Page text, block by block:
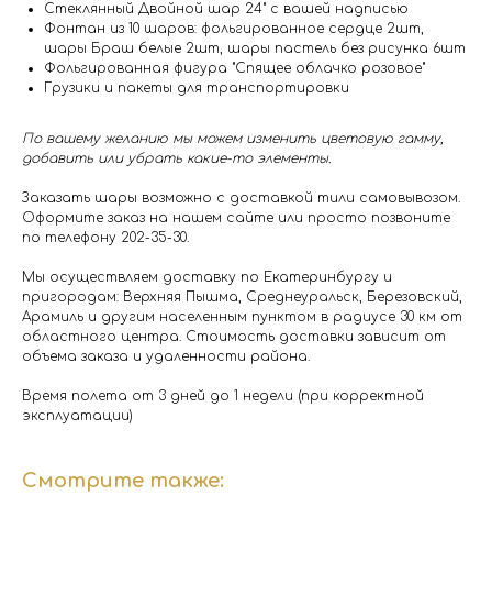
Стеклянный Двойной шар 24" с вашей надписью
Фонтан из 10 шаров: фольгированное сердце 2шт,
шары Браш белые 2шт, шары пастель без рисунка 6шт
Фольгированная фигура "Спящее облачко розовое"
Грузики и пакеты для транспортировки
По вашему желанию мы можем изменить цветовую гамму,
добавить или убрать какие-то элементы.
Заказать шары возможно с доставкой тили самовывозом.
Оформите заказ на нашем сайте или просто позвоните
по телефону 202-35-30.
Мы осуществляем доставку по Екатеринбургу и
пригородам: Верхняя Пышма, Среднеуральск, Березовский,
Арамиль и другим населенным пунктом в радиусе 30 км от
областного центра. Стоимость доставки зависит от
объема заказа и удаленности района.
Время полета от 3 дней до 1 недели (при корректной
эксплуатации)
Смотрите также: